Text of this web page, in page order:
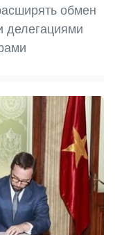
обмен
делегациями